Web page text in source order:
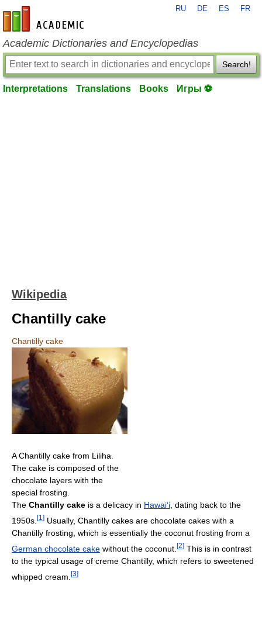
en-academic.com
RU DE ES FR
Academic Dictionaries and Encyclopedias
Search!
Interpretations Translations Books Игры ⚽
Wikipedia
Chantilly cake
Chantilly cake
A Chantilly cake from Liliha.
The cake is composed of the
chocolate layers with the
special frosting.
The Chantilly cake is a delicacy in Hawaiʻi, dating back to the
1950s. [1 ] Usually, Chantilly cakes are chocolate cakes with a
Chantilly frosting, which is essentially the coconut frosting from a
German chocolate cake without the coconut. [2] This is in contrast
to the typical usage of creme Chantilly, which refers to sweetened
whipped cream. [3]